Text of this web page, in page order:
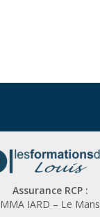
Assurance RCP :
MMA IARD – Le Mans